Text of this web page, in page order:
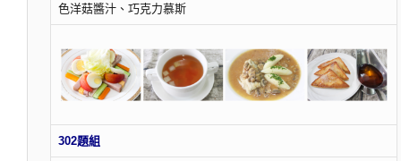
色洋菇醬汁、巧克力慕斯
302題組